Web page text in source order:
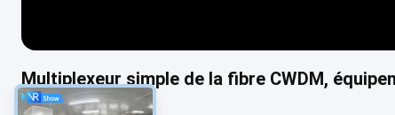
Multiplexeur simple de la fibre CWDM,
boîte d'ABS